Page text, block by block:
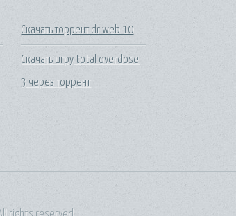
Скачать торрент dr web 10
Скачать игру total overdose
3 через торрент